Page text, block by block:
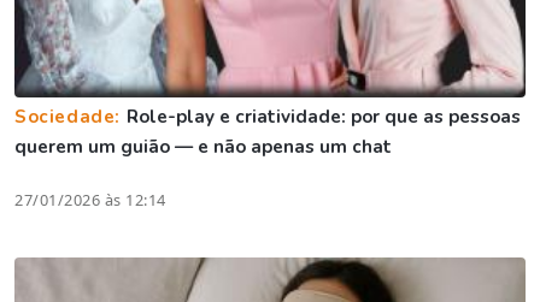
Sociedade: Role-play e criatividade: por que as pessoas
querem um guião — e não apenas um chat
27/01/2026 às 12:14